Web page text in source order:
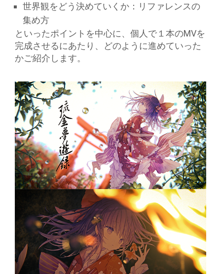
世界観をどう決めていくか：リファレンスの
集め方
といったポイントを中心に、個人で１本のMVを
完成させるにあたり、どのように進めていった
かご紹介します。